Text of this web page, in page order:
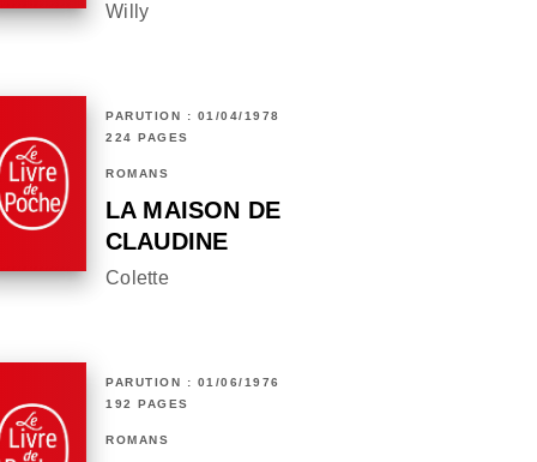
Willy
PARUTION : 01/04/1978
224 PAGES
ROMANS
LA MAISON DE
CLAUDINE
Colette
PARUTION : 01/06/1976
192 PAGES
ROMANS